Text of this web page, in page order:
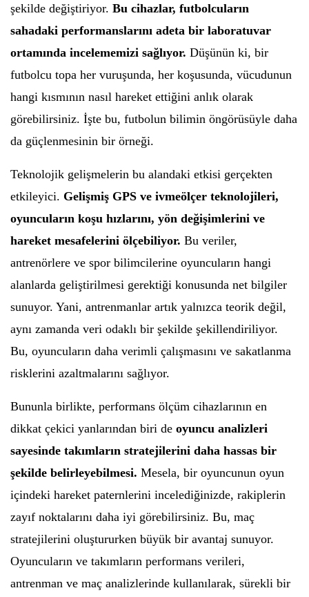
şekilde değiştiriyor. Bu cihazlar, futbolcuların
sahadaki performanslarını adeta bir laboratuvar
ortamında incelememizi sağlıyor. Düşünün ki, bir
futbolcu topa her vuruşunda, her koşusunda, vücudunun
hangi kısmının nasıl hareket ettiğini anlık olarak
görebilirsiniz. İşte bu, futbolun bilimin öngörüsüyle daha
da güçlenmesinin bir örneği.
Teknolojik gelişmelerin bu alandaki etkisi gerçekten
etkileyici. Gelişmiş GPS ve ivmeölçer teknolojileri,
oyuncuların koşu hızlarını, yön değişimlerini ve
hareket mesafelerini ölçebiliyor. Bu veriler,
antrenörlere ve spor bilimcilerine oyuncuların hangi
alanlarda geliştirilmesi gerektiği konusunda net bilgiler
sunuyor. Yani, antrenmanlar artık yalnızca teorik değil,
aynı zamanda veri odaklı bir şekilde şekillendiriliyor.
Bu, oyuncuların daha verimli çalışmasını ve sakatlanma
risklerini azaltmalarını sağlıyor.
Bununla birlikte, performans ölçüm cihazlarının en
dikkat çekici yanlarından biri de oyuncu analizleri
sayesinde takımların stratejilerini daha hassas bir
şekilde belirleyebilmesi. Mesela, bir oyuncunun oyun
içindeki hareket paternlerini incelediğinizde, rakiplerin
zayıf noktalarını daha iyi görebilirsiniz. Bu, maç
stratejilerini oluştururken büyük bir avantaj sunuyor.
Oyuncuların ve takımların performans verileri,
antrenman ve maç analizlerinde kullanılarak, sürekli bir